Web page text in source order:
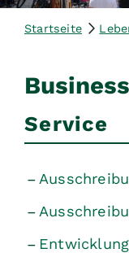
Startseite
Service